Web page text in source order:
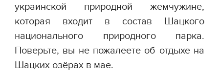
украинской природной жемчужине,
которая входит в состав Шацкого
национального природного парка.
Поверьте, вы не пожалеете об отдыхе на
Шацких озёрах в мае.